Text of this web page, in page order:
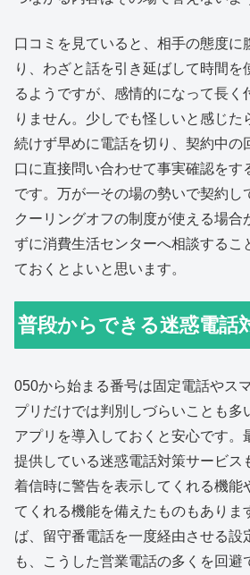
口コミを見ていると、相手の態度に
り、わざと話を引き延ばして時間を
るようですが、感情的になって長く
りません。少しでも怪しいと感じた
続けず早めに電話を切り、契約中の
口に直接問い合わせて事実確認をす
です。万が一その場の勢いで契約し
クーリングオフの制度が使える場合
ずに消費生活センターへ相談するこ
ておくとよいと思います。
普段からできる迷惑電話
050から始まる番号は固定電話やス
プリだけでは判別しづらいことも多
アプリを導入しておくと安心です。
提供している迷惑電話対策サービス
着信時に警告を表示してくれる機能
てくれる機能を備えたものもありま
ば、留守番電話を一度経由させる設
も、こうした営業電話の多くを回避